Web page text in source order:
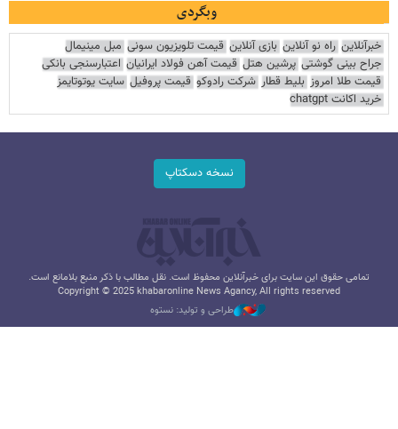
وبگردی
خبرآنلاین راه نو آنلاین بازی آنلاین قیمت تلویزیون سونی مبل مینیمال
جراح بینی گوشتی پرشین هتل قیمت آهن فولاد ایرانیان اعتبارسنجی بانکی
قیمت طلا امروز بلیط قطار شرکت رادوکو قیمت پروفیل سایت یوتوتایمز
خرید اکانت chatgpt
نسخه دسکتاپ
تمامی حقوق این سایت برای خبرآنلاین محفوظ است. نقل مطالب با ذکر منبع بلامانع است.
Copyright © 2025 khabaronline News Agancy, All rights reserved
طراحی و تولید: نستوه